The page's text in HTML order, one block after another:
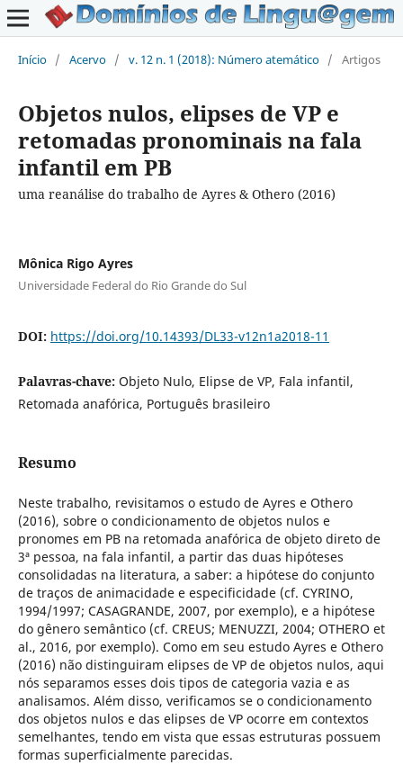
Início / Acervo / v. 12 n. 1 (2018): Número atemático / Artigos
Objetos nulos, elipses de VP e
retomadas pronominais na fala
infantil em PB
uma reanálise do trabalho de Ayres & Othero (2016)
Mônica Rigo Ayres
Universidade Federal do Rio Grande do Sul
DOI: https://doi.org/10.14393/DL33-v12n1a2018-11
Palavras-chave: Objeto Nulo, Elipse de VP, Fala infantil,
Retomada anafórica, Português brasileiro
Resumo
Neste trabalho, revisitamos o estudo de Ayres e Othero
(2016), sobre o condicionamento de objetos nulos e
pronomes em PB na retomada anafórica de objeto direto de
3ª pessoa, na fala infantil, a partir das duas hipóteses
consolidadas na literatura, a saber: a hipótese do conjunto
de traços de animacidade e especificidade (cf. CYRINO,
1994/1997; CASAGRANDE, 2007, por exemplo), e a hipótese
do gênero semântico (cf. CREUS; MENUZZI, 2004; OTHERO et
al., 2016, por exemplo). Como em seu estudo Ayres e Othero
(2016) não distinguiram elipses de VP de objetos nulos, aqui
nós separamos esses dois tipos de categoria vazia e as
analisamos. Além disso, verificamos se o condicionamento
dos objetos nulos e das elipses de VP ocorre em contextos
semelhantes, tendo em vista que essas estruturas possuem
formas superficialmente parecidas.